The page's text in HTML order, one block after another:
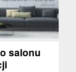
salonu